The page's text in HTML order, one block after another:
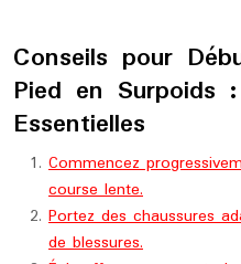
Conseils pour
Pied en Surpoids
Essentielles
Commencez
course lente.
Portez des chaussures
de blessures.